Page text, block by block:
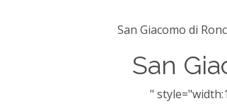
San Giacomo di
San
"